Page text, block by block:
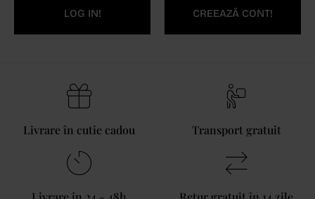
LOG IN! CREEAZĂ CONT!
Livrare în cutie cadou Transport gratuit